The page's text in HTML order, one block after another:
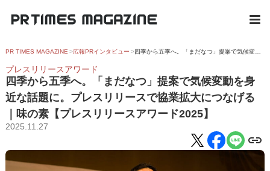
PR TIMES MAGAZINE 広報PRインタビュー 四季から五季へ。「まだなつ」提案で気候変動を身近な話題に。プレスリリースで協業拡大につなげる｜味の素【プレスリリースアワード2025】
プレスリリースアワード
四季から五季へ。「まだなつ」提案で気候変動を身
近な話題に。プレスリリースで協業拡大につなげる
｜味の素【プレスリリースアワード2025】
2025.11.27